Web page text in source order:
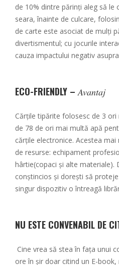
de 10% dintre părinţi aleg să le
seara, înainte de culcare,
de carte este asociat de mulți
divertismentul; cu jocurile
cauza impactului negativ
ECO-FRIENDLY – Avantaj
Cărțile tipărite folosesc de 3
de 78 de ori mai multă apă
cărţile electronice. Acestea
de resurse: echipament
hârtie(copaci şi alte materiale).
conștincios şi doreşti să
singur dispozitiv o întreagă
NU ESTE CONVENABIL DE
Cine vrea să stea în fața unui
ore în șir doar citind un E-